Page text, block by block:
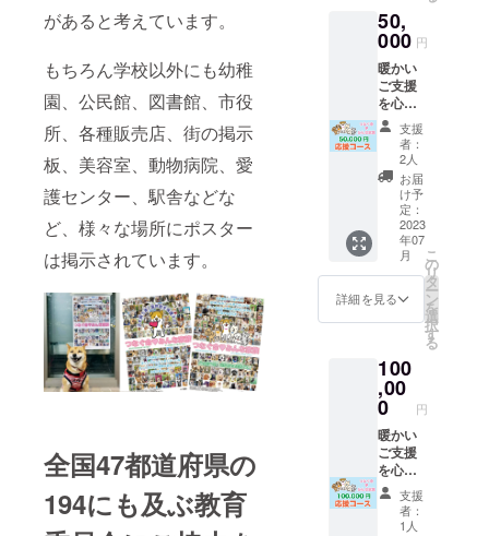
があると考えています。
もちろん学校以外にも幼稚
園、公民館、図書館、市役
所、各種販売店、街の掲示
板、美容室、動物病院、愛
護センター、駅舎などな
ど、様々な場所にポスター
は掲示されています。
全国47都道府県の
194にも及ぶ教育
いA5サ
イズで
す。 ***
サンク
スメー
ルの送
付は
2023年
03月頃
を予定
受け取
り無し)
・サン
クス
メール
50,
000 円
暖かい
ご支援
を心か
ら感謝
いたし
ます！
ご支援
の全て
をポス
ターの
製作と
掲示に
当てさ
せてい
ただき
ます！
受け取
り無し)
・サン
クス
メール
支援
者：
2人
お届
け予
定：
2023
年07
月
詳細を見る
こ
の
リ
タ
ー
ン
を
選
択
す
る
100
,00
0 円
暖かい
ご支援
を心か
ら感謝
いたし
ます！
支援
者：
1人